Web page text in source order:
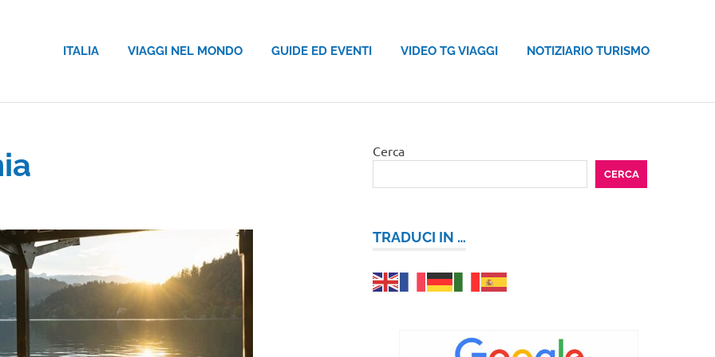
ITALIA VIAGGI NEL MONDO GUIDE ED EVENTI VIDEO TG VIAGGI NOTIZIARIO TURISMO
Cerca
CERCA
TRADUCI IN …